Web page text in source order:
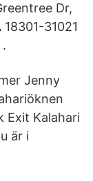
Dr,
31021
Jenny
Exit Kalahari
är i